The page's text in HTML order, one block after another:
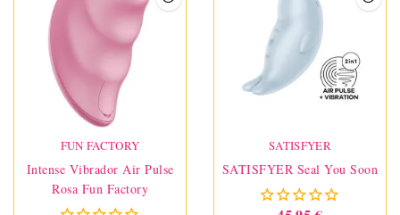
FUN FACTORY
Intense Vibrador Air Pulse
Rosa Fun Factory
SATISFYER
SATISFYER Seal You Soon